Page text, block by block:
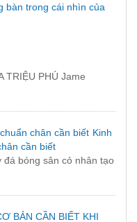
bàn trong cái nhìn của
TRIỆU PHÚ Jame
Kinh
cần biết
đá bóng sân cỏ nhân tạo
BẢN CẦN BIẾT KHI